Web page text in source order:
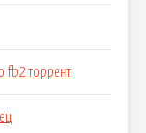
fb2 торрент